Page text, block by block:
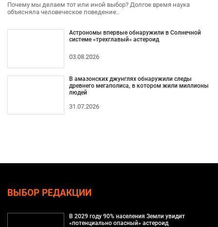
Почему мы делаем тот или иной выбор? Долгое время наука
объясняла человеческое поведение..
Астрономы впервые обнаружили в Солнечной
системе «трехглавый» астероид
03.08.2026
В амазонских джунглях обнаружили следы
древнего мегаполиса, в котором жили миллионы
людей
31.07.2026
ВЫБОР РЕДАКЦИИ
В 2029 году 90% населения Земли увидит
«потенциально опасный» астероид